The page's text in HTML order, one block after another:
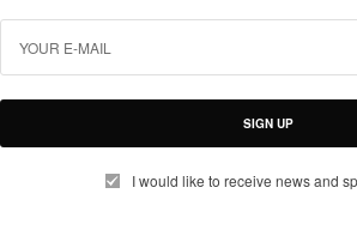
SIGN UP
I would like to receive news and